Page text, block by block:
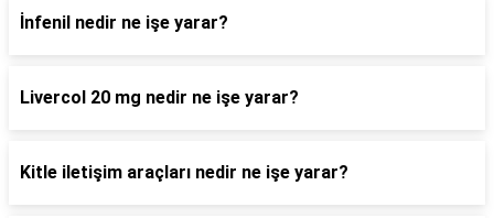
İnfenil nedir ne işe yarar?
Livercol 20 mg nedir ne işe yarar?
Kitle iletişim araçları nedir ne işe yarar?